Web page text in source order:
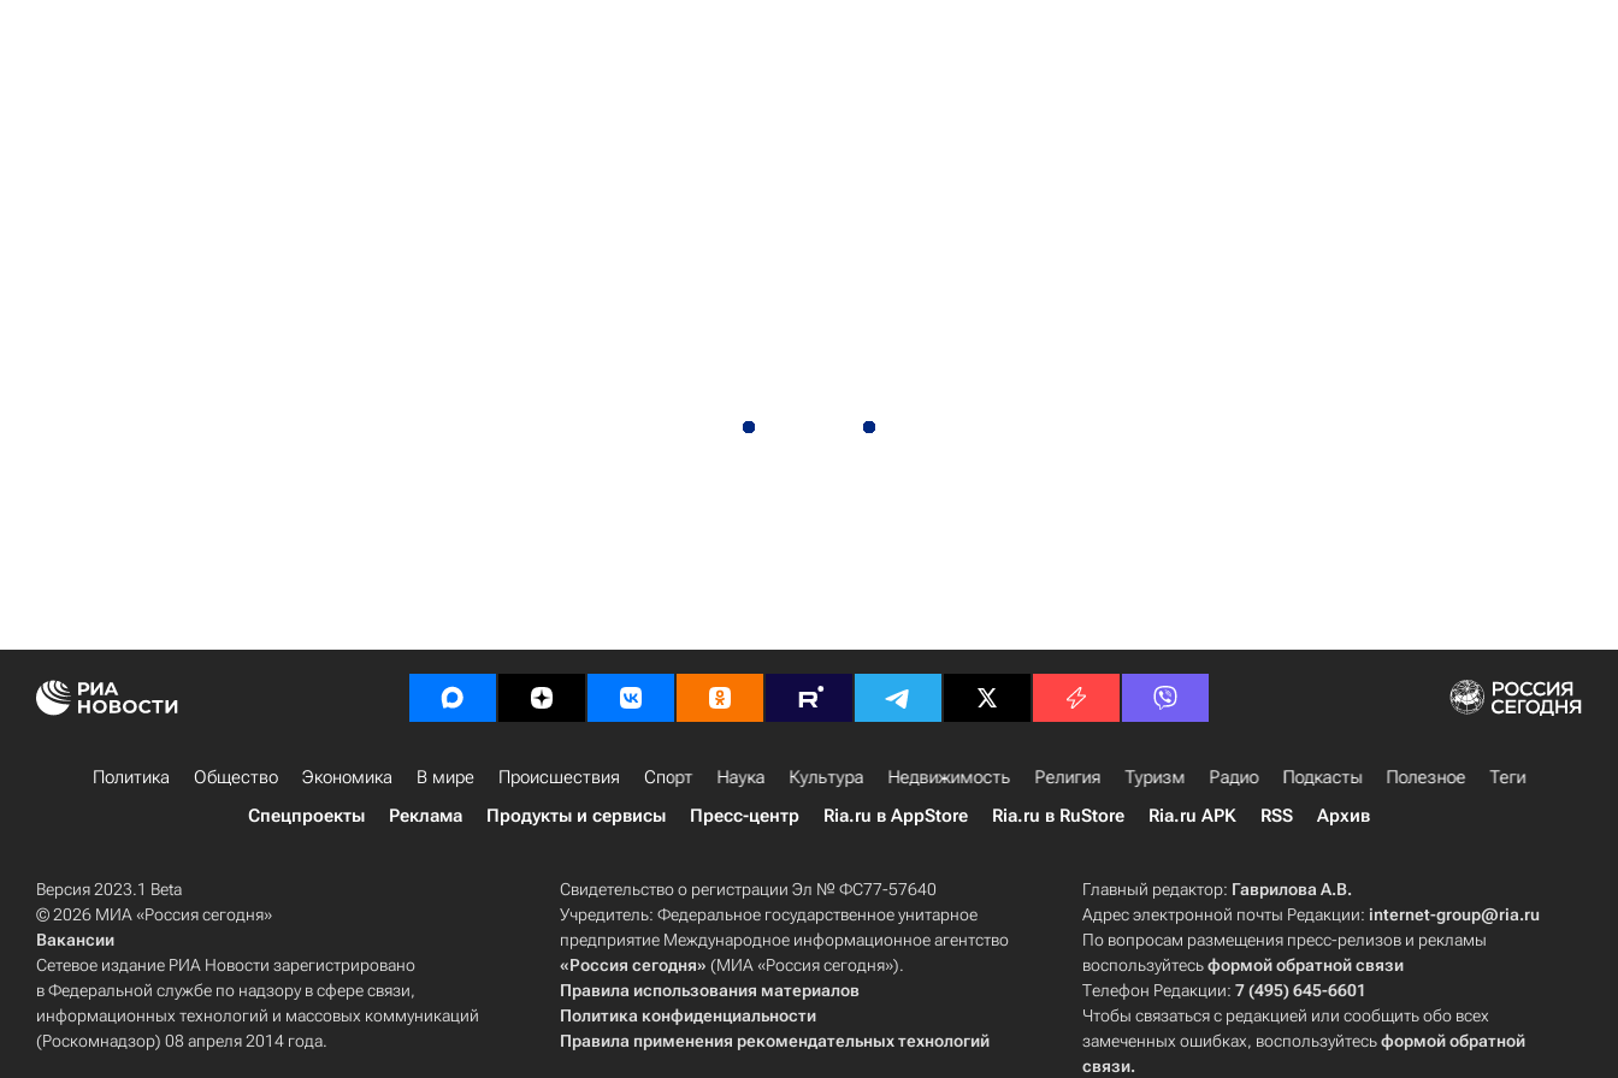
Политика Общество Экономика В мире Происшествия Спорт Наука Культура Недвижимость Религия Туризм Радио Подкасты Полезное
Теги
Спецпроекты
Реклама Продукты и сервисы Пресс-центр Ria.ru в AppStore Ria.ru в RuStore Ria.ru APK RSS Архив
Версия 2023.1 Beta
© 2026 МИА «Россия сегодня»
Вакансии
Сетевое издание РИА Новости зарегистрировано
в Федеральной службе по надзору в сфере связи,
информационных технологий и массовых коммуникаций
(Роскомнадзор) 08 апреля 2014 года.
Свидетельство о регистрации Эл № ФС77-57640
Учредитель: Федеральное государственное унитарное
предприятие Международное информационное агентство
«Россия сегодня» (МИА «Россия сегодня»).
Правила использования материалов
Политика конфиденциальности
Правила применения рекомендательных технологий
Главный редактор: Гаврилова А.В.
Адрес электронной почты Редакции:internet-group@ria.ru
По вопросам размещения пресс-релизов и рекламы
воспользуйтесьформой обратной связи
Телефон Редакции:7 (495) 645-6601
Чтобы связаться с редакцией или сообщить обо всех
замеченных ошибках, воспользуйтесьформой обратной
связи.